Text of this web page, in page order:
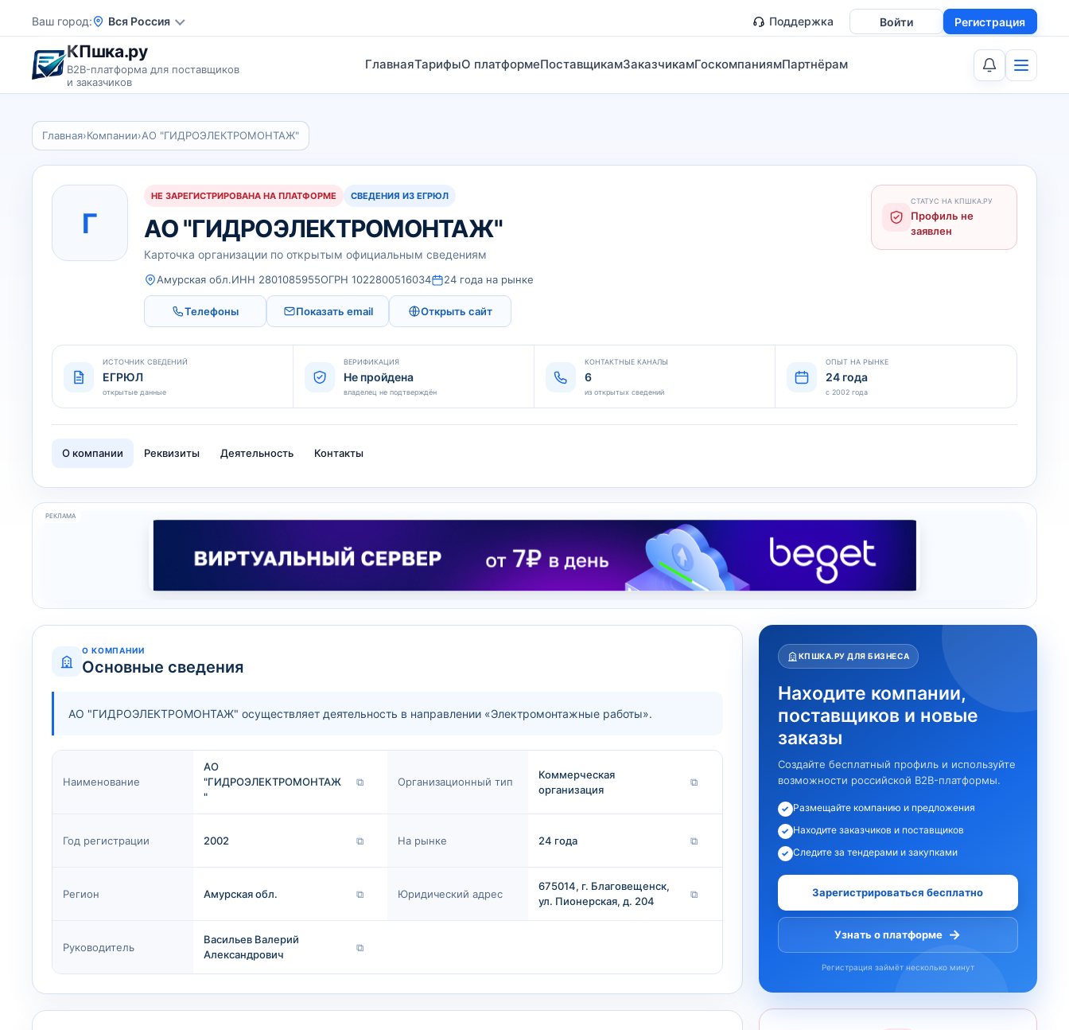
Ваш город Вся Россия Войти Регистрация
Поддержка
КПшка.ру
B2B-платформа для поставщиков
и заказчиков
ГлавнаяТарифыО платформеПоставщикамЗаказчикамГоскомпаниямПартнёрам
Главная›Компании›АО "ГИДРОЭЛЕКТРОМОНТАЖ"
Г
НЕ ЗАРЕГИСТРИРОВАНА НА ПЛАТФОРМЕ СВЕДЕНИЯ ИЗ ЕГРЮЛ
АО "ГИДРОЭЛЕКТРОМОНТАЖ"
Карточка организации по открытым официальным сведениям
Амурская обл.ИНН 2801085955ОГРН 1022800516034 24 года на рынке
Телефоны Показать email Открыть сайт
СТАТУС НА КПШКА.РУ
Профиль не
заявлен
ИСТОЧНИК СВЕДЕНИЙ
ЕГРЮЛ
открытые данные
ВЕРИФИКАЦИЯ
Не пройдена
владелец не подтверждён
КОНТАКТНЫЕ КАНАЛЫ
6
из открытых сведений
ОПЫТ НА РЫНКЕ
24 года
с 2002 года
О компании Реквизиты Деятельность Контакты
РЕКЛАМА
О КОМПАНИИ
Основные сведения
АО "ГИДРОЭЛЕКТРОМОНТАЖ" осуществляет деятельность в направлении «Электромонтажные работы».
Наименование
АО
"ГИДРОЭЛЕКТРОМОНТАЖ
"
⧉ Организационный тип
Коммерческая
организация
⧉
Год регистрации 2002 ⧉ На рынке 24 года ⧉
Регион Амурская обл. ⧉ Юридический адрес
675014, г. Благовещенск,
ул. Пионерская, д. 204
⧉
Руководитель
Васильев Валерий
Александрович
⧉
КПШКА.РУ ДЛЯ БИЗНЕСА
Находите компании,
поставщиков и новые
заказы
Создайте бесплатный профиль и используйте
возможности российской B2B-платформы.
✓ Размещайте компанию и предложения
✓ Находите заказчиков и поставщиков
✓ Следите за тендерами и закупками
Зарегистрироваться бесплатно
Узнать о платформе →
Регистрация займёт несколько минут